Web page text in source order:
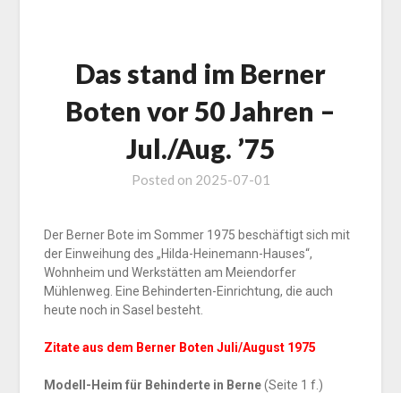
Das stand im Berner
Boten vor 50 Jahren –
Jul./Aug. ’75
Posted on 2025-07-01
Der Berner Bote im Sommer 1975 beschäftigt sich mit
der Einweihung des „Hilda-Heinemann-Hauses“,
Wohnheim und Werkstätten am Meiendorfer
Mühlenweg. Eine Behinderten-Einrichtung, die auch
heute noch in Sasel besteht.
Zitate aus dem Berner Boten Juli/August 1975
Modell-Heim für Behinderte in Berne(Seite 1 f.)